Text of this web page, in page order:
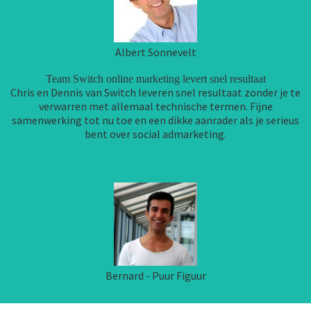
Albert Sonnevelt
Team Switch online marketing levert snel resultaat
Chris en Dennis van Switch leveren snel resultaat zonder je te
verwarren met allemaal technische termen. Fijne
samenwerking tot nu toe en een dikke aanrader als je serieus
bent over social admarketing.
Bernard - Puur Figuur